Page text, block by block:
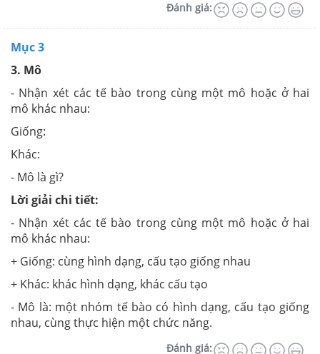
Đánh giá:
Mục 3
3. Mô
- Nhận xét các tế bào trong cùng một mô hoặc ở hai
mô khác nhau:
Giống:
Khác:
- Mô là gì?
Lời giải chi tiết:
- Nhận xét các tế bào trong cùng một mô hoặc ở hai
mô khác nhau:
+ Giống: cùng hình dạng, cấu tạo giống nhau
+ Khác: khác hình dạng, khác cấu tạo
- Mô là: một nhóm tế bào có hình dạng, cấu tạo giống
nhau, cùng thực hiện một chức năng.
Đánh giá: